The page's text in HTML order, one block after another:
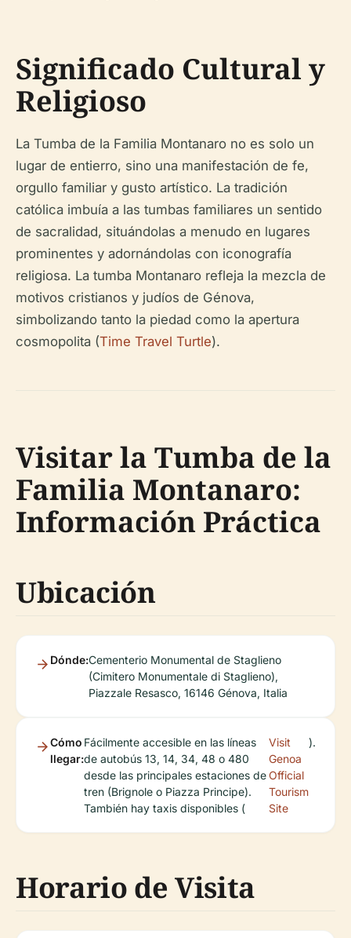
Significado Cultural y
Religioso
La Tumba de la Familia Montanaro no es solo un
lugar de entierro, sino una manifestación de fe,
orgullo familiar y gusto artístico. La tradición
católica imbuía a las tumbas familiares un sentido
de sacralidad, situándolas a menudo en lugares
prominentes y adornándolas con iconografía
religiosa. La tumba Montanaro refleja la mezcla de
motivos cristianos y judíos de Génova,
simbolizando tanto la piedad como la apertura
cosmopolita (Time Travel Turtle).
Visitar la Tumba de la
Familia Montanaro:
Información Práctica
Ubicación
Dónde:Cementerio Monumental de Staglieno
(Cimitero Monumentale di Staglieno),
Piazzale Resasco, 16146 Génova, Italia
Cómo
llegar:
Fácilmente accesible en las líneas
de autobús 13, 14, 34, 48 o 480
desde las principales estaciones de
tren (Brignole o Piazza Principe).
También hay taxis disponibles (
Visit
Genoa
Official
Tourism
Site
).
Horario de Visita